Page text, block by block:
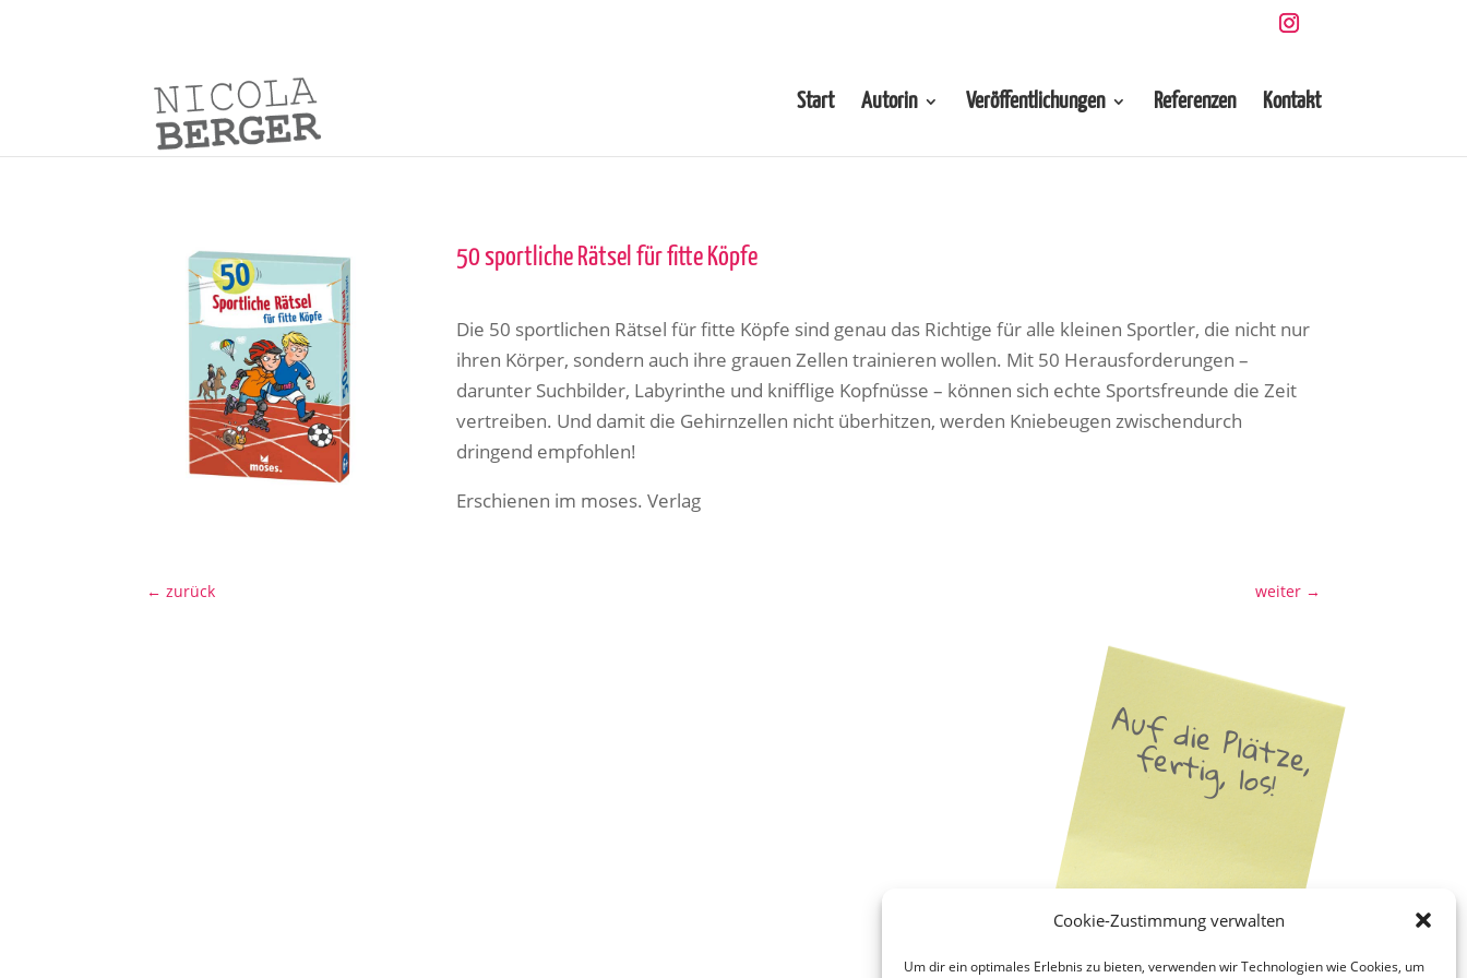
Cookie-Zustimmung verwalten
Um dir ein optimales Erlebnis zu bieten, verwenden wir Technologien wie Cookies, um
Start Autorin Veröffentlichungen Referenzen Kontakt
50 sportliche Rätsel für fitte Köpfe
Die 50 sportlichen Rätsel für fitte Köpfe sind genau das Richtige für alle kleinen Sportler, die nicht nur
ihren Körper, sondern auch ihre grauen Zellen trainieren wollen. Mit 50 Herausforderungen –
darunter Suchbilder, Labyrinthe und knifflige Kopfnüsse – können sich echte Sportsfreunde die Zeit
vertreiben. Und damit die Gehirnzellen nicht überhitzen, werden Kniebeugen zwischendurch
dringend empfohlen!
Erschienen im moses. Verlag
←zurück weiter→
Auf die Plätze,
fertig, los!